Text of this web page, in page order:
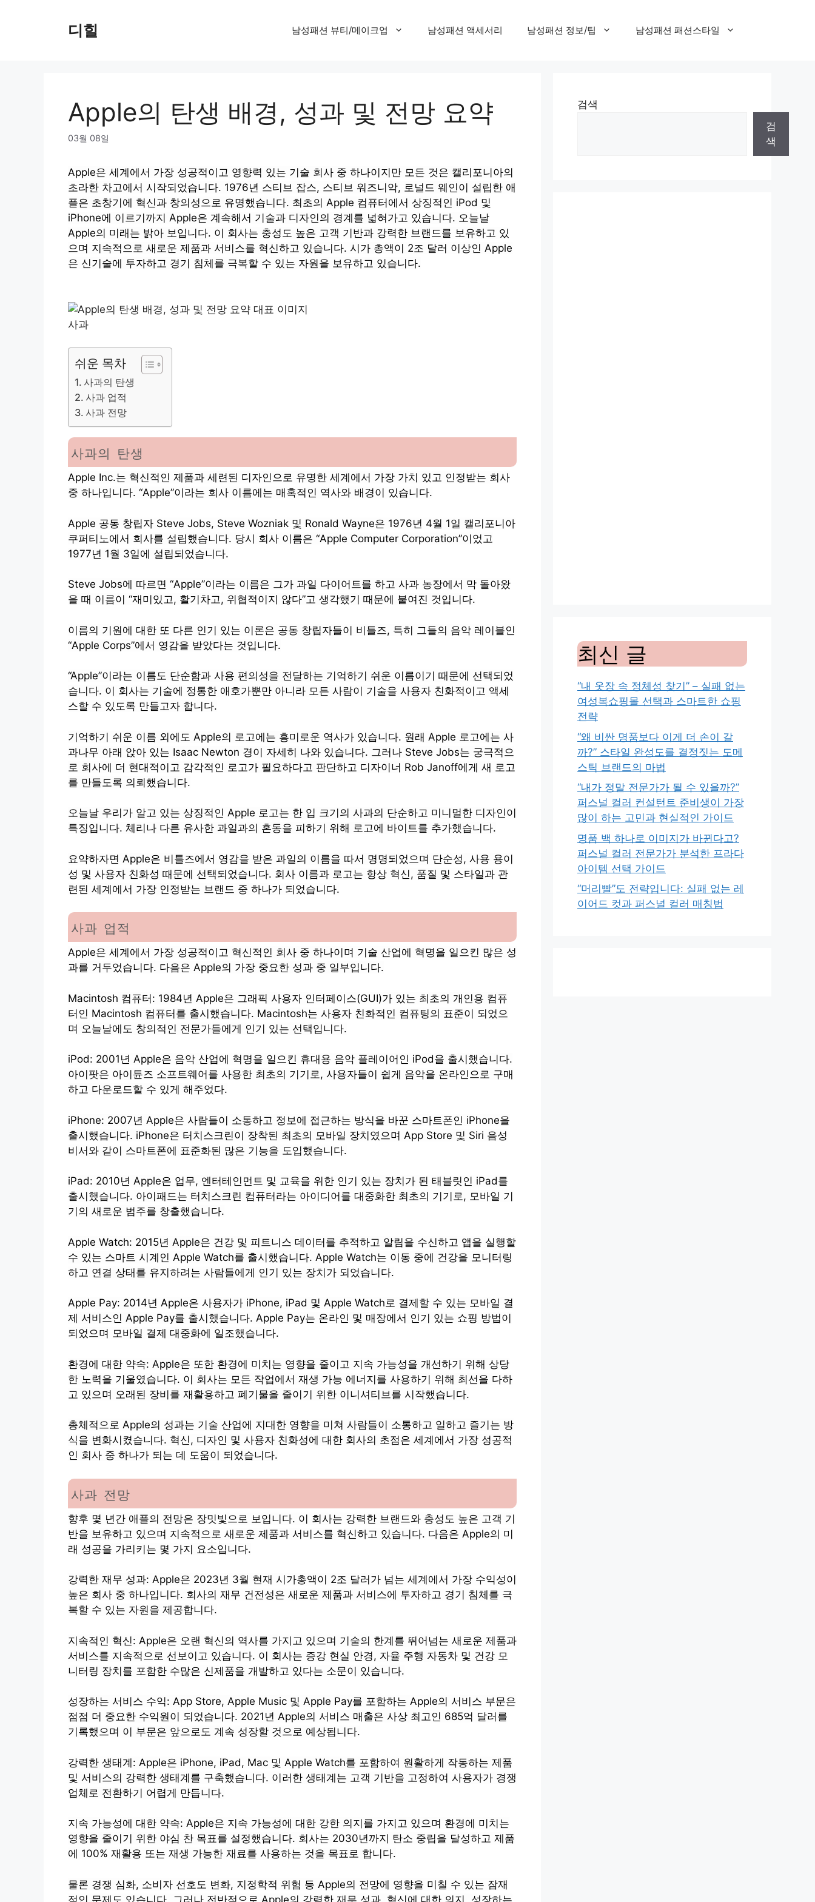
디힐 남성패션 뷰티/메이크업 남성패션 액세서리 남성패션 정보/팁 남성패션 패션스타일
Apple의 탄생 배경, 성과 및 전망 요약
03월 08일
Apple은 세계에서 가장 성공적이고 영향력 있는 기술 회사 중 하나이지만 모든 것은 캘리포니아의
초라한 차고에서 시작되었습니다. 1976년 스티브 잡스, 스티브 워즈니악, 로널드 웨인이 설립한 애
플은 초창기에 혁신과 창의성으로 유명했습니다. 최초의 Apple 컴퓨터에서 상징적인 iPod 및
iPhone에 이르기까지 Apple은 계속해서 기술과 디자인의 경계를 넓혀가고 있습니다. 오늘날
Apple의 미래는 밝아 보입니다. 이 회사는 충성도 높은 고객 기반과 강력한 브랜드를 보유하고 있
으며 지속적으로 새로운 제품과 서비스를 혁신하고 있습니다. 시가 총액이 2조 달러 이상인 Apple
은 신기술에 투자하고 경기 침체를 극복할 수 있는 자원을 보유하고 있습니다.
사과
쉬운 목차
사과의 탄생
사과 업적
사과 전망
사과의 탄생
Apple Inc.는 혁신적인 제품과 세련된 디자인으로 유명한 세계에서 가장 가치 있고 인정받는 회사
중 하나입니다. “Apple”이라는 회사 이름에는 매혹적인 역사와 배경이 있습니다.
Apple 공동 창립자 Steve Jobs, Steve Wozniak 및 Ronald Wayne은 1976년 4월 1일 캘리포니아
쿠퍼티노에서 회사를 설립했습니다. 당시 회사 이름은 “Apple Computer Corporation”이었고
1977년 1월 3일에 설립되었습니다.
Steve Jobs에 따르면 “Apple”이라는 이름은 그가 과일 다이어트를 하고 사과 농장에서 막 돌아왔
을 때 이름이 “재미있고, 활기차고, 위협적이지 않다”고 생각했기 때문에 붙여진 것입니다.
이름의 기원에 대한 또 다른 인기 있는 이론은 공동 창립자들이 비틀즈, 특히 그들의 음악 레이블인
“Apple Corps”에서 영감을 받았다는 것입니다.
“Apple”이라는 이름도 단순함과 사용 편의성을 전달하는 기억하기 쉬운 이름이기 때문에 선택되었
습니다. 이 회사는 기술에 정통한 애호가뿐만 아니라 모든 사람이 기술을 사용자 친화적이고 액세
스할 수 있도록 만들고자 합니다.
기억하기 쉬운 이름 외에도 Apple의 로고에는 흥미로운 역사가 있습니다. 원래 Apple 로고에는 사
과나무 아래 앉아 있는 Isaac Newton 경이 자세히 나와 있습니다. 그러나 Steve Jobs는 궁극적으
로 회사에 더 현대적이고 감각적인 로고가 필요하다고 판단하고 디자이너 Rob Janoff에게 새 로고
를 만들도록 의뢰했습니다.
오늘날 우리가 알고 있는 상징적인 Apple 로고는 한 입 크기의 사과의 단순하고 미니멀한 디자인이
특징입니다. 체리나 다른 유사한 과일과의 혼동을 피하기 위해 로고에 바이트를 추가했습니다.
요약하자면 Apple은 비틀즈에서 영감을 받은 과일의 이름을 따서 명명되었으며 단순성, 사용 용이
성 및 사용자 친화성 때문에 선택되었습니다. 회사 이름과 로고는 항상 혁신, 품질 및 스타일과 관
련된 세계에서 가장 인정받는 브랜드 중 하나가 되었습니다.
사과 업적
Apple은 세계에서 가장 성공적이고 혁신적인 회사 중 하나이며 기술 산업에 혁명을 일으킨 많은 성
과를 거두었습니다. 다음은 Apple의 가장 중요한 성과 중 일부입니다.
Macintosh 컴퓨터: 1984년 Apple은 그래픽 사용자 인터페이스(GUI)가 있는 최초의 개인용 컴퓨
터인 Macintosh 컴퓨터를 출시했습니다. Macintosh는 사용자 친화적인 컴퓨팅의 표준이 되었으
며 오늘날에도 창의적인 전문가들에게 인기 있는 선택입니다.
iPod: 2001년 Apple은 음악 산업에 혁명을 일으킨 휴대용 음악 플레이어인 iPod을 출시했습니다.
아이팟은 아이튠즈 소프트웨어를 사용한 최초의 기기로, 사용자들이 쉽게 음악을 온라인으로 구매
하고 다운로드할 수 있게 해주었다.
iPhone: 2007년 Apple은 사람들이 소통하고 정보에 접근하는 방식을 바꾼 스마트폰인 iPhone을
출시했습니다. iPhone은 터치스크린이 장착된 최초의 모바일 장치였으며 App Store 및 Siri 음성
비서와 같이 스마트폰에 표준화된 많은 기능을 도입했습니다.
iPad: 2010년 Apple은 업무, 엔터테인먼트 및 교육을 위한 인기 있는 장치가 된 태블릿인 iPad를
출시했습니다. 아이패드는 터치스크린 컴퓨터라는 아이디어를 대중화한 최초의 기기로, 모바일 기
기의 새로운 범주를 창출했습니다.
Apple Watch: 2015년 Apple은 건강 및 피트니스 데이터를 추적하고 알림을 수신하고 앱을 실행할
수 있는 스마트 시계인 Apple Watch를 출시했습니다. Apple Watch는 이동 중에 건강을 모니터링
하고 연결 상태를 유지하려는 사람들에게 인기 있는 장치가 되었습니다.
Apple Pay: 2014년 Apple은 사용자가 iPhone, iPad 및 Apple Watch로 결제할 수 있는 모바일 결
제 서비스인 Apple Pay를 출시했습니다. Apple Pay는 온라인 및 매장에서 인기 있는 쇼핑 방법이
되었으며 모바일 결제 대중화에 일조했습니다.
환경에 대한 약속: Apple은 또한 환경에 미치는 영향을 줄이고 지속 가능성을 개선하기 위해 상당
한 노력을 기울였습니다. 이 회사는 모든 작업에서 재생 가능 에너지를 사용하기 위해 최선을 다하
고 있으며 오래된 장비를 재활용하고 폐기물을 줄이기 위한 이니셔티브를 시작했습니다.
총체적으로 Apple의 성과는 기술 산업에 지대한 영향을 미쳐 사람들이 소통하고 일하고 즐기는 방
식을 변화시켰습니다. 혁신, 디자인 및 사용자 친화성에 대한 회사의 초점은 세계에서 가장 성공적
인 회사 중 하나가 되는 데 도움이 되었습니다.
사과 전망
향후 몇 년간 애플의 전망은 장밋빛으로 보입니다. 이 회사는 강력한 브랜드와 충성도 높은 고객 기
반을 보유하고 있으며 지속적으로 새로운 제품과 서비스를 혁신하고 있습니다. 다음은 Apple의 미
래 성공을 가리키는 몇 가지 요소입니다.
강력한 재무 성과: Apple은 2023년 3월 현재 시가총액이 2조 달러가 넘는 세계에서 가장 수익성이
높은 회사 중 하나입니다. 회사의 재무 건전성은 새로운 제품과 서비스에 투자하고 경기 침체를 극
복할 수 있는 자원을 제공합니다.
지속적인 혁신: Apple은 오랜 혁신의 역사를 가지고 있으며 기술의 한계를 뛰어넘는 새로운 제품과
서비스를 지속적으로 선보이고 있습니다. 이 회사는 증강 현실 안경, 자율 주행 자동차 및 건강 모
니터링 장치를 포함한 수많은 신제품을 개발하고 있다는 소문이 있습니다.
성장하는 서비스 수익: App Store, Apple Music 및 Apple Pay를 포함하는 Apple의 서비스 부문은
점점 더 중요한 수익원이 되었습니다. 2021년 Apple의 서비스 매출은 사상 최고인 685억 달러를
기록했으며 이 부문은 앞으로도 계속 성장할 것으로 예상됩니다.
강력한 생태계: Apple은 iPhone, iPad, Mac 및 Apple Watch를 포함하여 원활하게 작동하는 제품
및 서비스의 강력한 생태계를 구축했습니다. 이러한 생태계는 고객 기반을 고정하여 사용자가 경쟁
업체로 전환하기 어렵게 만듭니다.
지속 가능성에 대한 약속: Apple은 지속 가능성에 대한 강한 의지를 가지고 있으며 환경에 미치는
영향을 줄이기 위한 야심 찬 목표를 설정했습니다. 회사는 2030년까지 탄소 중립을 달성하고 제품
에 100% 재활용 또는 재생 가능한 재료를 사용하는 것을 목표로 합니다.
물론 경쟁 심화, 소비자 선호도 변화, 지정학적 위험 등 Apple의 전망에 영향을 미칠 수 있는 잠재
적인 문제도 있습니다. 그러나 전반적으로 Apple의 강력한 재무 성과, 혁신에 대한 의지, 성장하는
검색
검
색
최신 글
“내 옷장 속 정체성 찾기” – 실패 없는
여성복쇼핑몰 선택과 스마트한 쇼핑
전략
“왜 비싼 명품보다 이게 더 손이 갈
까?” 스타일 완성도를 결정짓는 도메
스틱 브랜드의 마법
“내가 정말 전문가가 될 수 있을까?”
퍼스널 컬러 컨설턴트 준비생이 가장
많이 하는 고민과 현실적인 가이드
명품 백 하나로 이미지가 바뀐다고?
퍼스널 컬러 전문가가 분석한 프라다
아이템 선택 가이드
“머리빨”도 전략입니다: 실패 없는 레
이어드 컷과 퍼스널 컬러 매칭법